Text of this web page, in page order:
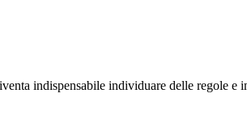
indispensabile individuare delle regole e